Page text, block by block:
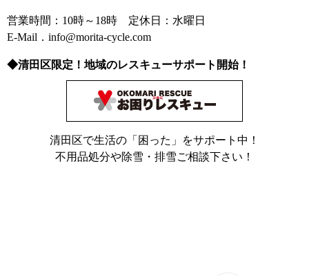
営業時間：10時～18時 定休日：水曜日
E-Mail．info@morita-cycle.com
◆清田区限定！地域のレスキューサポート開始！
清田区で生活の「困った」をサポート中！
不用品処分や除雪・排雪ご相談下さい！